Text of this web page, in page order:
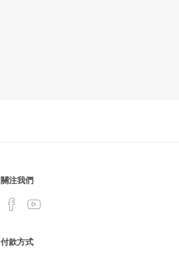
關注我們
付款方式